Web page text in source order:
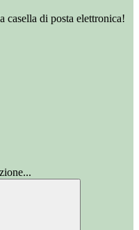
casella di posta elettronica!